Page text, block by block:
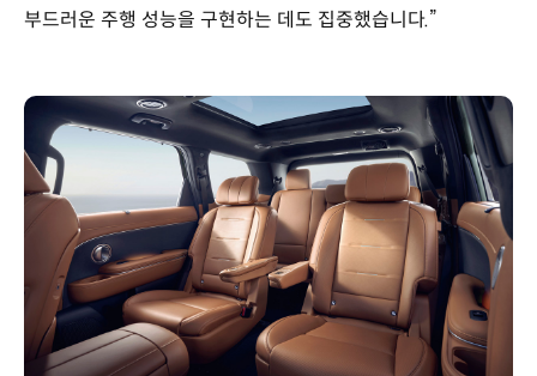
부드러운 주행 성능을 구현하는 데도 집중했습니다.”